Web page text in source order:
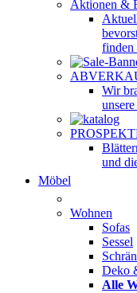
Aktionen &
finden
Wir
und
Möbel
Wohnen
Sofas
Sessel
Deko
Alle